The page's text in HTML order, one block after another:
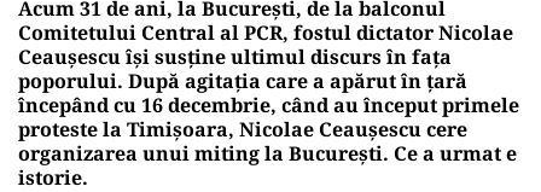
Acum 31 de ani, la București, de la balconul
Comitetului Central al PCR, fostul dictator Nicolae
Ceaușescu își susține ultimul discurs în fața
poporului. După agitația care a apărut în țară
începând cu 16 decembrie, când au început primele
proteste la Timișoara, Nicolae Ceaușescu cere
organizarea unui miting la București. Ce a urmat e
istorie.